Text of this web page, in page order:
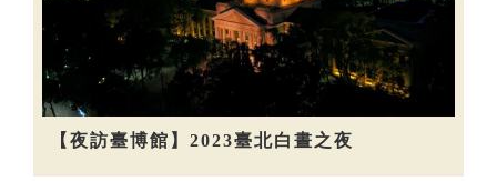
【夜訪臺博館】2023臺北白晝之夜